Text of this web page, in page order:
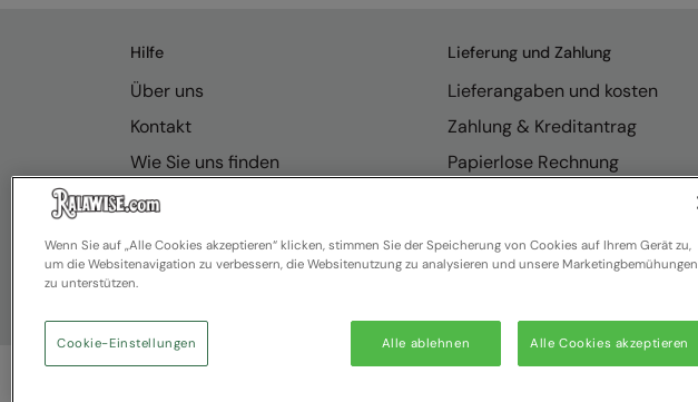
Hilfe
Über uns
Kontakt
Wie Sie uns finden
Anfragen
FAQ
Lieferung und Zahlung
Lieferangaben und kosten
Zahlung & Kreditantrag
Papierlose Rechnung
Wenn Sie auf „Alle Cookies akzeptieren“ klicken, stimmen Sie der Speicherung von Cookies auf Ihrem Gerät zu,
um die Websitenavigation zu verbessern, die Websitenutzung zu analysieren und unsere Marketingbemühungen
zu unterstützen.
Alle ablehnen Alle Cookies akzeptieren
Cookie-Einstellungen